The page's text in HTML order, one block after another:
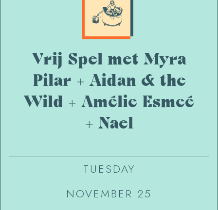
Vrij Spel met Myra
Pilar + Aidan & the
Wild + Amélie Esmeé
+ Nael
TUESDAY
NOVEMBER 25